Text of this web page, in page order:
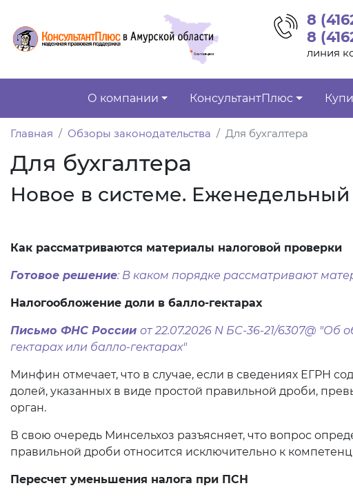
8
8
линия
О компании КонсультантПлюс
Главная Обзоры законодательства Для бухгалтера
Для бухгалтера
Новое в системе. Еженедельный
Как рассматриваются материалы налоговой проверки
Готовое решение: В каком порядке рассматривают
Налогообложение доли в балло-гектарах
Письмо ФНС России от 22.07.2026 N БС-36-21/6307@
гектарах или балло-гектарах"
Минфин отмечает, что в случае, если в сведениях ЕГРН
долей, указанных в виде простой правильной дроби,
орган.
В свою очередь Минсельхоз разъясняет, что вопрос
правильной дроби относится исключительно к
Пересчет уменьшения налога при ПСН